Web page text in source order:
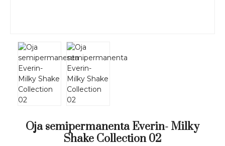
Oja semipermanenta Everin- Milky
Shake Collection 02